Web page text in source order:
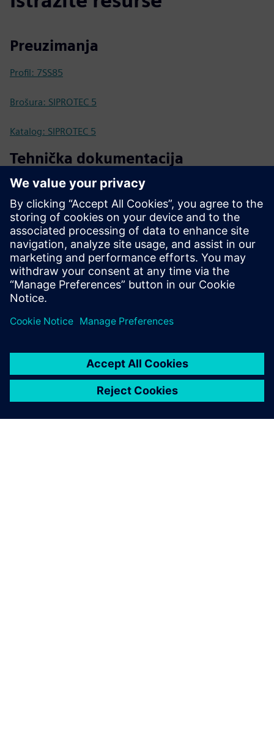
Preuzimanja
Profil: 7SS85
Brošura: SIPROTEC 5
Katalog: SIPROTEC 5
Tehnička dokumentacija
Tehnička dokumentacija, firmver, primeri softverskih
aplikacija i česta pitanja (SIOS)
Online prodavnica - Industrijski
centar
SIPROTEC 7SS85